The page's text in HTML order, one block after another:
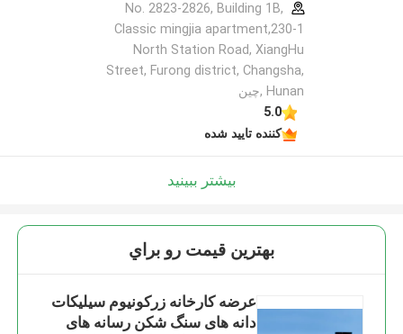
No. 2823-2826, Building 1B,
Classic mingjia apartment,230-1
North Station Road, XiangHu
Street, Furong district, Changsha,
Hunan ,چین
5.0
کننده تایید شده
بیشتر ببینید
بهترين قيمت رو براي
عرضه کارخانه زرکونیوم سیلیکات
دانه های سنگ شکن رسانه های